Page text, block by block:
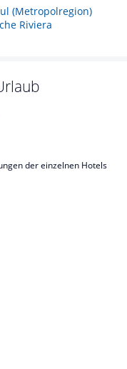
(Metropolregion)
Riviera
der einzelnen Hotels